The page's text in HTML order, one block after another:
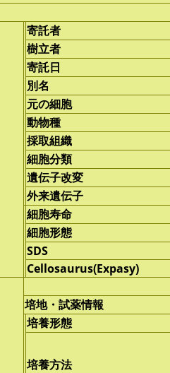
寄託者
樹立者
寄託日
別名
元の細胞
動物種
採取組織
細胞分類
遺伝子改変
外来遺伝子
細胞寿命
細胞形態
SDS
Cellosaurus(Expasy)
培地・試薬情報
培養形態
培養方法